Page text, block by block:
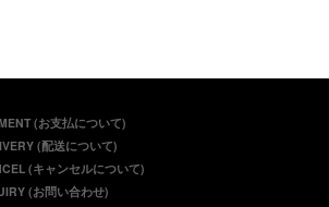
(お支払について)
(配送について)
(キャンセルについて)
(お問い合わせ)